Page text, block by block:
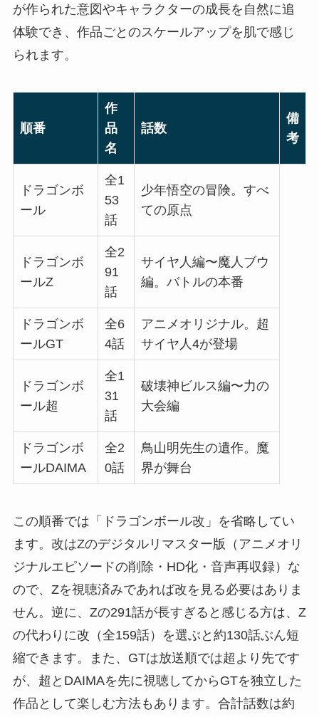
が作られた意図やキャラクターの成長を自然に追
体験でき、作品ごとのスケールアップを肌で感じ
られます。
順番
作
品
名
話数
備
考
ドラゴンボ
ール
全1
53
話
少年悟空の冒険。すべ
ての原点
ドラゴンボ
ールZ
全2
91
話
サイヤ人編〜魔人ブウ
編。バトルの本番
ドラゴンボ
ールGT
全6
4話
アニメオリジナル。超
サイヤ人4が登場
ドラゴンボ
ール超
全1
31
話
破壊神ビルス編〜力の
大会編
ドラゴンボ
ールDAIMA
全2
0話
鳥山明先生の遺作。魔
界が舞台
この順番では「ドラゴンボール改」を省略してい
ます。改はZのデジタルリマスター版（アニメオリ
ジナルエピソードの削除・HD化・音声再収録）な
ので、Zを視聴済みであれば改を見る必要はありま
せん。逆に、Zの291話が長すぎると感じる方は、Z
の代わりに改（全159話）を選ぶと約130話ぶん短
縮できます。また、GTは放送順では超より先です
が、超とDAIMAを先に視聴してからGTを独立した
作品として楽しむ方法もあります。合計話数は約